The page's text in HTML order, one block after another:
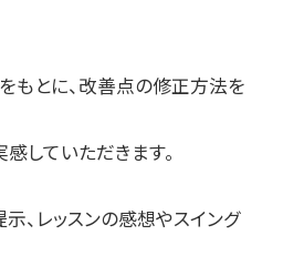
とに、改善点の修正方法を
していただきます。
、レッスンの感想やスイング